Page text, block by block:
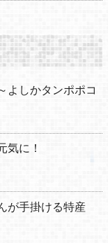
よしかタンポポコ
気に！
が手掛ける特産